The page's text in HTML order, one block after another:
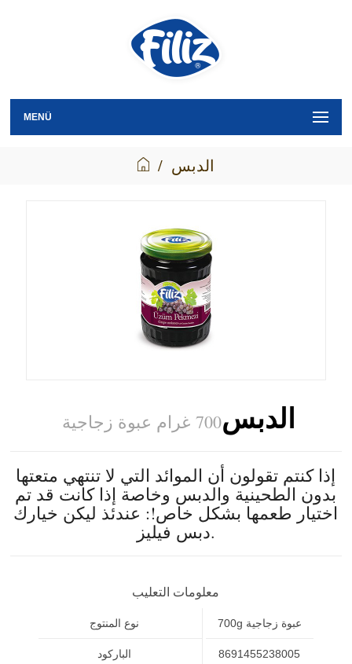
MENÜ
/ الدبس
الدبس700 غرام عبوة زجاجية
إذا كنتم تقولون أن الموائد التي لا تنتهي متعتها
بدون الطحينية والدبس وخاصة إذا كانت قد تم
اختيار طعمها بشكل خاص!: عندئذ ليكن خيارك
دبس فيليز.
معلومات التعليب
نوع المنتوج
الباركود
700g عبوة زجاجية
8691455238005